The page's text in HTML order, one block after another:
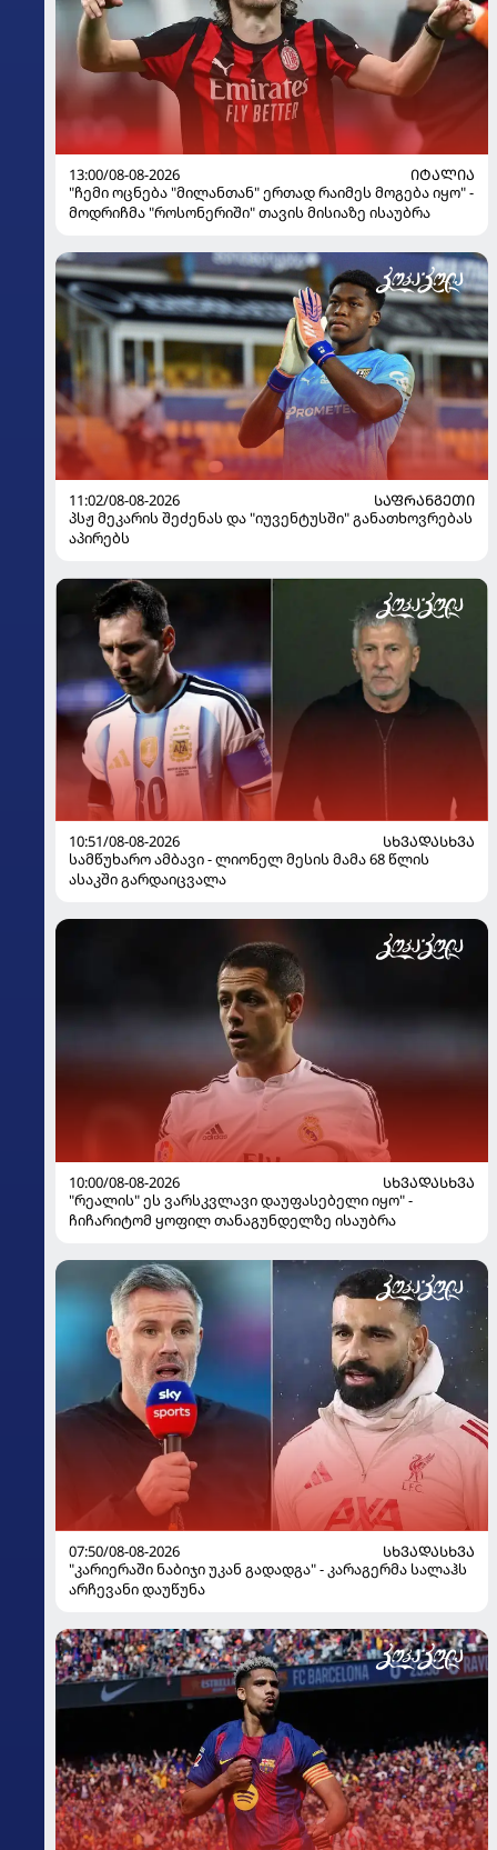
13:00/08-08-2026
ᲘᲢᲐᲚᲘᲐ
"ჩემი ოცნება "მილანთან" ერთად რაიმეს მოგება იყო" -
მოდრიჩმა "როსონერიში" თავის მისიაზე ისაუბრა
11:02/08-08-2026
ᲡᲐᲤᲠᲐᲜᲒᲔᲗᲘ
პსჟ მეკარის შეძენას და "იუვენტუსში" განათხოვრებას
აპირებს
10:51/08-08-2026
ᲡᲮᲕᲐᲓᲐᲡᲮᲕᲐ
სამწუხარო ამბავი - ლიონელ მესის მამა 68 წლის
ასაკში გარდაიცვალა
10:00/08-08-2026
ᲡᲮᲕᲐᲓᲐᲡᲮᲕᲐ
"რეალის" ეს ვარსკვლავი დაუფასებელი იყო" -
ჩიჩარიტომ ყოფილ თანაგუნდელზე ისაუბრა
07:50/08-08-2026
ᲡᲮᲕᲐᲓᲐᲡᲮᲕᲐ
"კარიერაში ნაბიჯი უკან გადადგა" - კარაგერმა სალაჰს
არჩევანი დაუწუნა